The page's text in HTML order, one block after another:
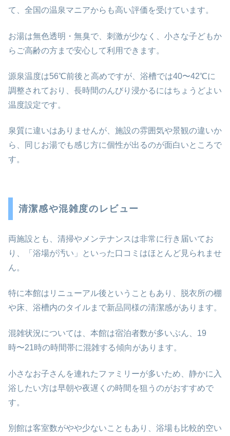
て、全国の温泉マニアからも高い評価を受けています。
お湯は無色透明・無臭で、刺激が少なく、小さな子どもか
らご高齢の方まで安心して利用できます。
源泉温度は56℃前後と高めですが、浴槽では40〜42℃に
調整されており、長時間のんびり浸かるにはちょうどよい
温度設定です。
泉質に違いはありませんが、施設の雰囲気や景観の違いか
ら、同じお湯でも感じ方に個性が出るのが面白いところで
す。
清潔感や混雑度のレビュー
両施設とも、清掃やメンテナンスは非常に行き届いてお
り、「浴場が汚い」といった口コミはほとんど見られませ
ん。
特に本館はリニューアル後ということもあり、脱衣所の棚
や床、浴槽内のタイルまで新品同様の清潔感があります。
混雑状況については、本館は宿泊者数が多いぶん、19
時〜21時の時間帯に混雑する傾向があります。
小さなお子さんを連れたファミリーが多いため、静かに入
浴したい方は早朝や夜遅くの時間を狙うのがおすすめで
す。
別館は客室数がやや少ないこともあり、浴場も比較的空い